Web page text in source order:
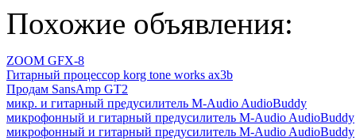
Похожие объявления:
ZOOM GFX-8
Гитарный процессор korg tone works ax3b
Продам SansAmp GT2
микр. и гитарный предусилитель M-Audio AudioBuddy
микрофонный и гитарный предусилитель M-Audio AudioBuddy
микрофонный и гитарный предусилитель M-Audio AudioBuddy